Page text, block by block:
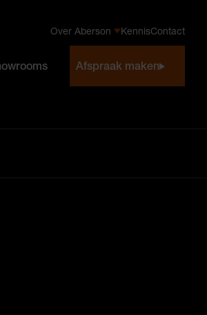
Over Aberson KennisContact
Afspraak maken